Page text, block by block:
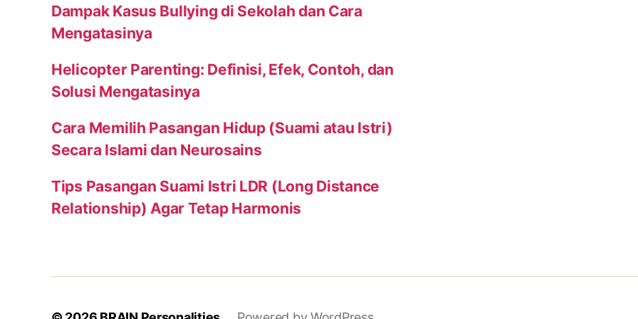
Dampak Kasus Bullying di Sekolah dan Cara
Mengatasinya
Helicopter Parenting: Definisi, Efek, Contoh, dan
Solusi Mengatasinya
Cara Memilih Pasangan Hidup (Suami atau Istri)
Secara Islami dan Neurosains
Tips Pasangan Suami Istri LDR (Long Distance
Relationship) Agar Tetap Harmonis